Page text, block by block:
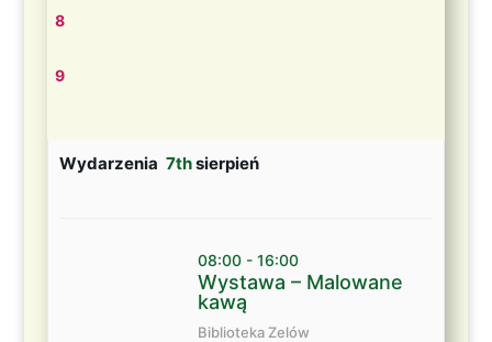
8
9
Wydarzenia 7thsierpień
08:00 - 16:00
Wystawa – Malowane
kawą
Biblioteka Zelów